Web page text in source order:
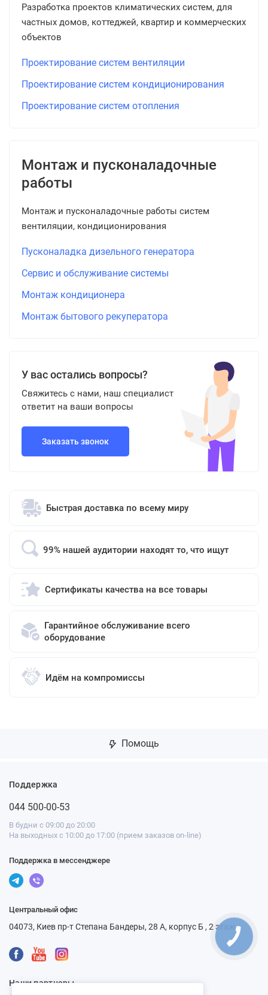
Разработка проектов климатических систем, для
частных домов, коттеджей, квартир и коммерческих
объектов
Проектирование систем вентиляции
Проектирование систем кондиционирования
Проектирование систем отопления
Монтаж и пусконаладочные
работы
Монтаж и пусконаладочные работы систем
вентиляции, кондиционирования
Пусконаладка дизельного генератора
Сервис и обслуживание системы
Монтаж кондиционера
Монтаж бытового рекуператора
У вас остались вопросы?
Свяжитесь с нами, наш специалист
ответит на ваши вопросы
Заказать звонок
Быстрая доставка по всему миру
99% нашей аудитории находят то, что ищут
Сертификаты качества на все товары
Гарантийное обслуживание всего
оборудование
Идём на компромиссы
Помощь
Поддержка
044 500-00-53
В будни с 09:00 до 20:00
На выходных с 10:00 до 17:00 (прием заказов on-line)
Поддержка в мессенджере
Центральный офис
04073, Киев пр-т Степана Бандеры, 28 А, корпус Б , 2 этаж
Наши партнеры
КНОПКА
СВЯЗИ